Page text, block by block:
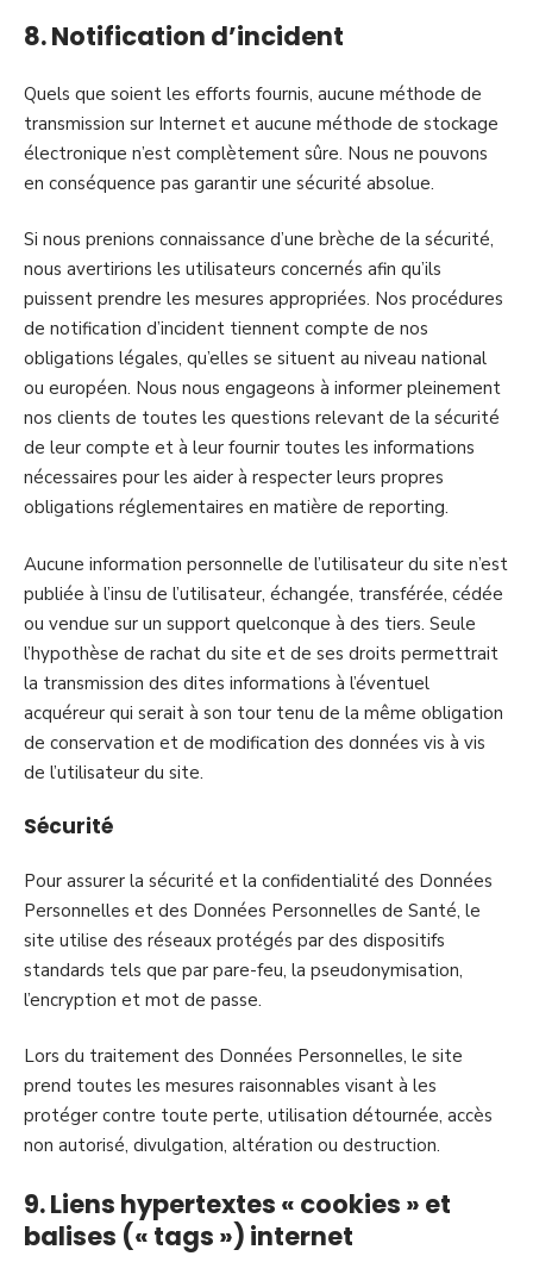
8. Notification d’incident
Quels que soient les efforts fournis, aucune méthode de
transmission sur Internet et aucune méthode de stockage
électronique n’est complètement sûre. Nous ne pouvons
en conséquence pas garantir une sécurité absolue.
Si nous prenions connaissance d’une brèche de la sécurité,
nous avertirions les utilisateurs concernés afin qu’ils
puissent prendre les mesures appropriées. Nos procédures
de notification d’incident tiennent compte de nos
obligations légales, qu’elles se situent au niveau national
ou européen. Nous nous engageons à informer pleinement
nos clients de toutes les questions relevant de la sécurité
de leur compte et à leur fournir toutes les informations
nécessaires pour les aider à respecter leurs propres
obligations réglementaires en matière de reporting.
Aucune information personnelle de l’utilisateur du site n’est
publiée à l’insu de l’utilisateur, échangée, transférée, cédée
ou vendue sur un support quelconque à des tiers. Seule
l’hypothèse de rachat du site et de ses droits permettrait
la transmission des dites informations à l’éventuel
acquéreur qui serait à son tour tenu de la même obligation
de conservation et de modification des données vis à vis
de l’utilisateur du site.
Sécurité
Pour assurer la sécurité et la confidentialité des Données
Personnelles et des Données Personnelles de Santé, le
site utilise des réseaux protégés par des dispositifs
standards tels que par pare-feu, la pseudonymisation,
l’encryption et mot de passe.
Lors du traitement des Données Personnelles, le site
prend toutes les mesures raisonnables visant à les
protéger contre toute perte, utilisation détournée, accès
non autorisé, divulgation, altération ou destruction.
9. Liens hypertextes « cookies » et
balises (« tags ») internet